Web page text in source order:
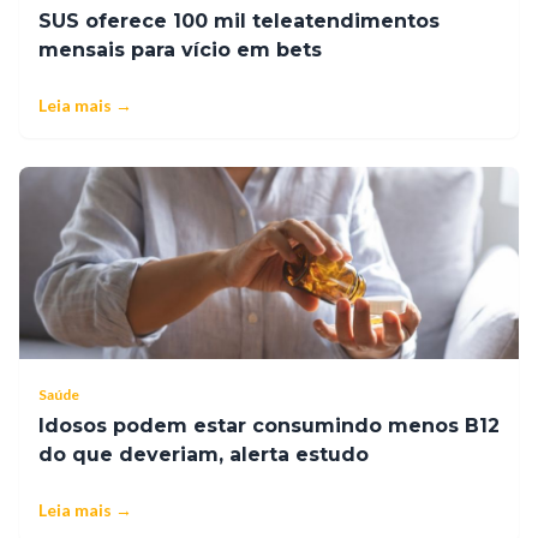
SUS oferece 100 mil teleatendimentos
mensais para vício em bets
Leia mais →
Saúde
Idosos podem estar consumindo menos B12
do que deveriam, alerta estudo
Leia mais →